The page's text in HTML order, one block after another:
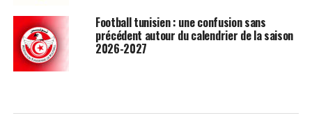
Football tunisien : une confusion sans
précédent autour du calendrier de la saison
2026-2027